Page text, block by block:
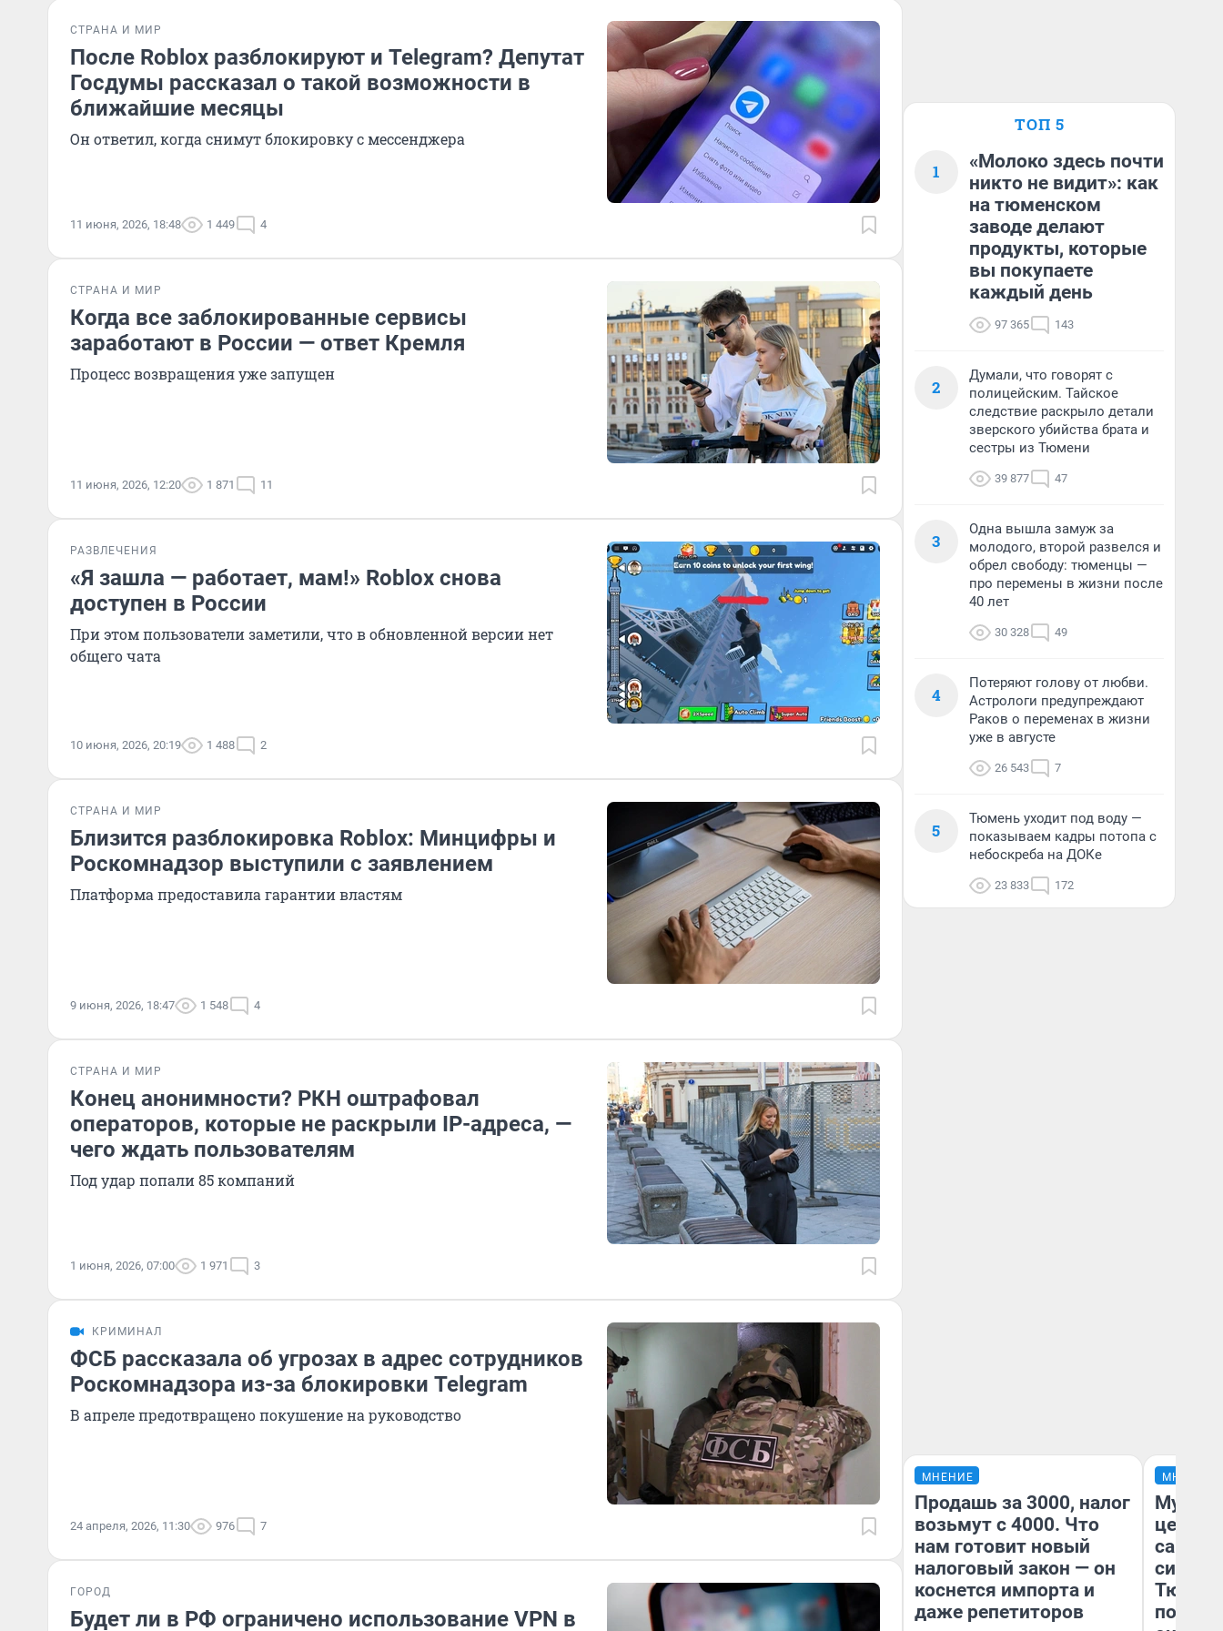
СТРАНА И МИР
После Roblox разблокируют и Telegram? Депутат
Госдумы рассказал о такой возможности в
ближайшие месяцы
Он ответил, когда снимут блокировку с мессенджера
11 июня, 2026, 18:48 1 449 4
СТРАНА И МИР
Когда все заблокированные сервисы
заработают в России — ответ Кремля
Процесс возвращения уже запущен
11 июня, 2026, 12:20 1 871 11
РАЗВЛЕЧЕНИЯ
«Я зашла — работает, мам!» Roblox снова
доступен в России
При этом пользователи заметили, что в обновленной версии нет
общего чата
10 июня, 2026, 20:19 1 488 2
СТРАНА И МИР
Близится разблокировка Roblox: Минцифры и
Роскомнадзор выступили с заявлением
Платформа предоставила гарантии властям
9 июня, 2026, 18:47 1 548 4
СТРАНА И МИР
Конец анонимности? РКН оштрафовал
операторов, которые не раскрыли IP-адреса, —
чего ждать пользователям
Под удар попали 85 компаний
1 июня, 2026, 07:00 1 971 3
КРИМИНАЛ
ФСБ рассказала об угрозах в адрес сотрудников
Роскомнадзора из-за блокировки Telegram
В апреле предотвращено покушение на руководство
24 апреля, 2026, 11:30 976 7
ГОРОД
Будет ли в РФ ограничено использование VPN в
ТОП 5
1
«Молоко здесь почти
никто не видит»: как
на тюменском
заводе делают
продукты, которые
вы покупаете
каждый день
97 365 143
2
Думали, что говорят с
полицейским. Тайское
следствие раскрыло детали
зверского убийства брата и
сестры из Тюмени
39 877 47
3
Одна вышла замуж за
молодого, второй развелся и
обрел свободу: тюменцы —
про перемены в жизни после
40 лет
30 328 49
4
Потеряют голову от любви.
Астрологи предупреждают
Раков о переменах в жизни
уже в августе
26 543 7
5
Тюмень уходит под воду —
показываем кадры потопа с
небоскреба на ДОКе
23 833 172
МНЕНИЕ
Продашь за 3000, налог
возьмут с 4000. Что
нам готовит новый
налоговый закон — он
коснется импорта и
даже репетиторов
МНЕНИЕ
Музей